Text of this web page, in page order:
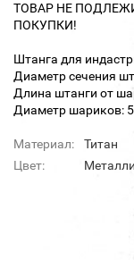
ТОВАР НЕ
ПОКУПКИ!
Штанга для
Диаметр сечения
Длина штанги от
Диаметр шариков:
Материал:
Титан
Цвет: